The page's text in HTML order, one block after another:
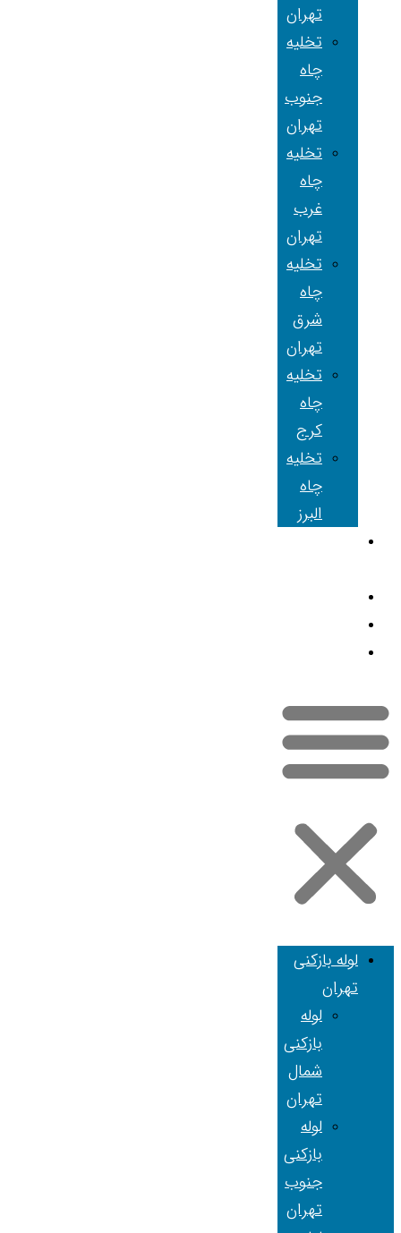
تهران
تخلیه
چاه
جنوب
تهران
تخلیه
چاه
غرب
تهران
تخلیه
چاه
شرق
تهران
تخلیه
چاه
کرج
تخلیه
چاه
البرز
لوله بازکنی
تهران
لوله
بازکنی
شمال
تهران
لوله
بازکنی
جنوب
تهران